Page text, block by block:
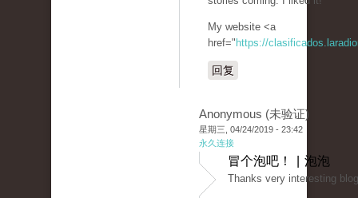
My website <a
href=" https://
回复
Anonymous (未验证)
星期三, 04/24/2019 - 23:42
永久连接
冒个泡吧！ | 泡泡
Thanks very interesting